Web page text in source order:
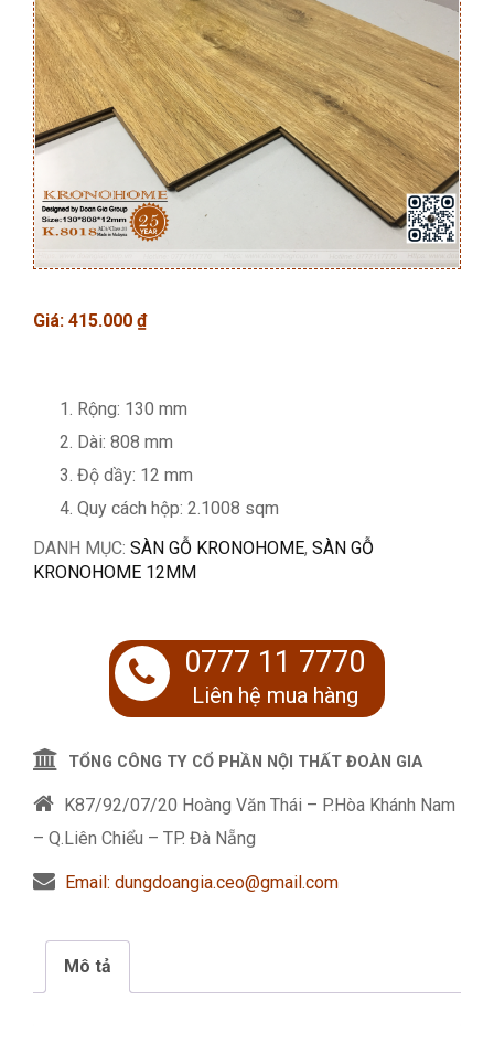
Giá: 415.000 ₫
Rộng: 130 mm
Dài: 808 mm
Độ dầy: 12 mm
Quy cách hộp: 2.1008 sqm
DANH MỤC: SÀN GỖ KRONOHOME, SÀN GỖ
KRONOHOME 12MM
0777 11 7770
Liên hệ mua hàng
TỔNG CÔNG TY CỔ PHẦN NỘI THẤT ĐOÀN GIA
K87/92/07/20 Hoàng Văn Thái – P.Hòa Khánh Nam
– Q.Liên Chiểu – TP. Đà Nẵng
Email: dungdoangia.ceo@gmail.com
Mô tả